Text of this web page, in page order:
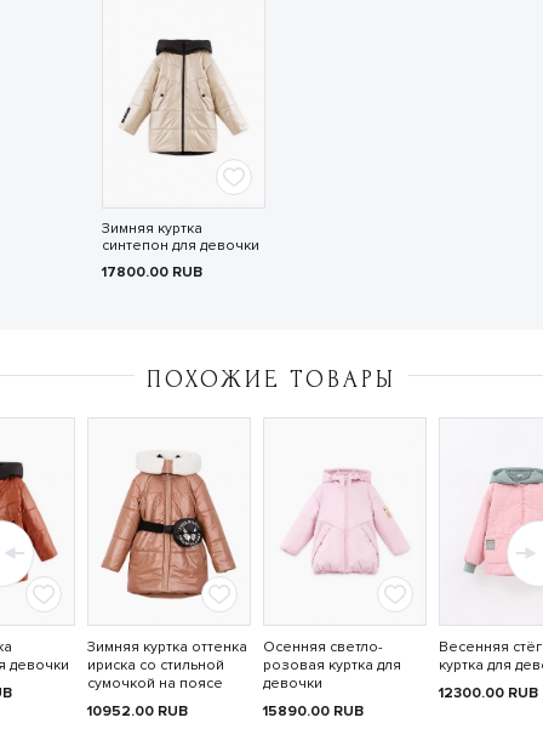
Зимняя куртка
синтепон для девочки
17800.00 RUB
ПОХОЖИЕ ТОВАРЫ
девочки
Зимняя куртка оттенка
ириска со стильной
сумочкой на поясе
10952.00 RUB
Осенняя светло-
розовая куртка для
девочки
15890.00 RUB
Весенняя
куртка для
12300.00 RUB